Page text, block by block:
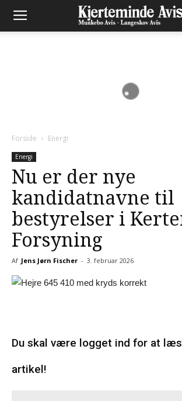
Forside Energi
Energi
Nu er der nye
kandidatnavne til
bestyrelser i
Forsyning
Af Jens Jørn Fischer - 3. februar 2026
Du skal være logget ind for at
artikel!